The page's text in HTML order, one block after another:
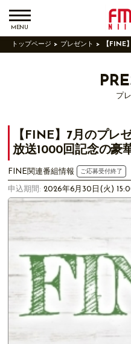
MENU
トップページ プレゼント 【FINE
プ
【FINE】7月のプレ
放送1000回記念の豪
FINE関連番組情報 ご応募受付終了
申込期間: 2026年6月30日(火)